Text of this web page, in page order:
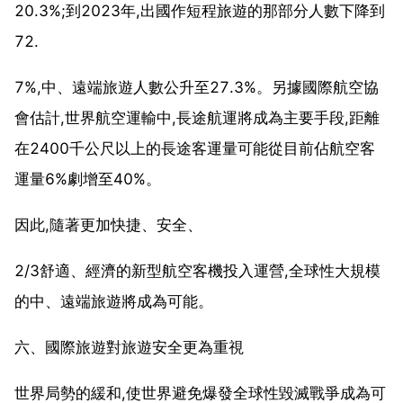
20.3%;到2023年,出國作短程旅遊的那部分人數下降到
72.
7%,中、遠端旅遊人數公升至27.3%。另據國際航空協
會估計,世界航空運輸中,長途航運將成為主要手段,距離
在2400千公尺以上的長途客運量可能從目前佔航空客
運量6%劇增至40%。
因此,隨著更加快捷、安全、
2/3舒適、經濟的新型航空客機投入運營,全球性大規模
的中、遠端旅遊將成為可能。
六、國際旅遊對旅遊安全更為重視
世界局勢的緩和,使世界避免爆發全球性毀滅戰爭成為可